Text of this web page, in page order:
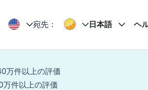
宛先： 日本語 ヘ
万件以上の評価
（別ウィンドウで開きま
万件以上の評価